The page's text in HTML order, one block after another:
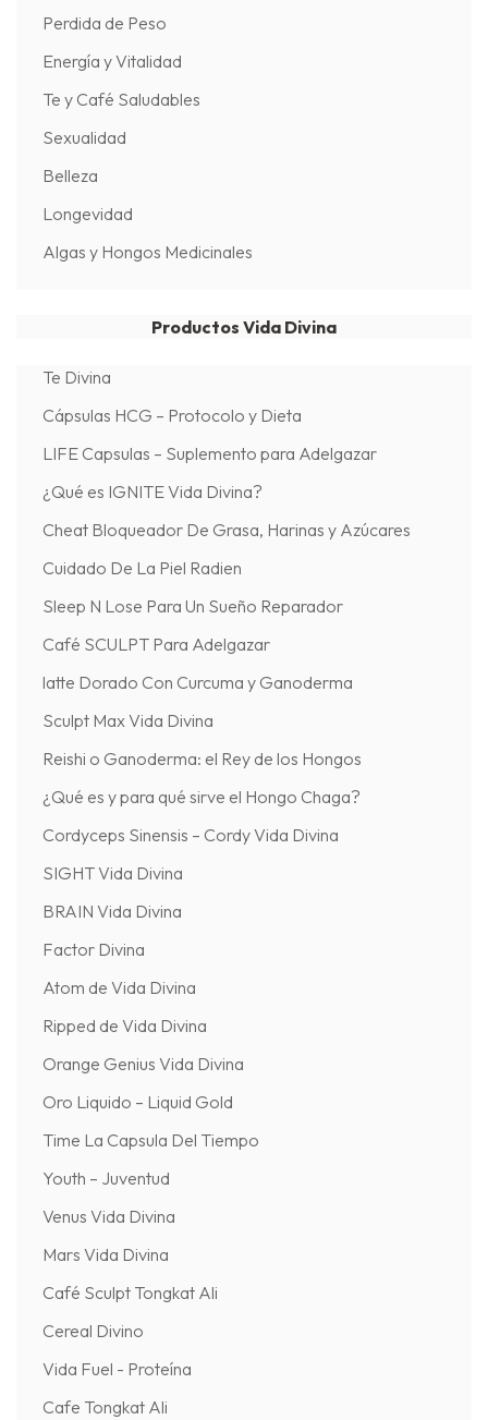
Perdida de Peso
Energía y Vitalidad
Te y Café Saludables
Sexualidad
Belleza
Longevidad
Algas y Hongos Medicinales
Productos Vida Divina
Te Divina
Cápsulas HCG – Protocolo y Dieta
LIFE Capsulas – Suplemento para Adelgazar
¿Qué es IGNITE Vida Divina?
Cheat Bloqueador De Grasa, Harinas y Azúcares
Cuidado De La Piel Radien
Sleep N Lose Para Un Sueño Reparador
Café SCULPT Para Adelgazar
latte Dorado Con Curcuma y Ganoderma
Sculpt Max Vida Divina
Reishi o Ganoderma: el Rey de los Hongos
¿Qué es y para qué sirve el Hongo Chaga?
Cordyceps Sinensis – Cordy Vida Divina
SIGHT Vida Divina
BRAIN Vida Divina
Factor Divina
Atom de Vida Divina
Ripped de Vida Divina
Orange Genius Vida Divina
Oro Liquido – Liquid Gold
Time La Capsula Del Tiempo
Youth – Juventud
Venus Vida Divina
Mars Vida Divina
Café Sculpt Tongkat Ali
Cereal Divino
Vida Fuel - Proteína
Cafe Tongkat Ali